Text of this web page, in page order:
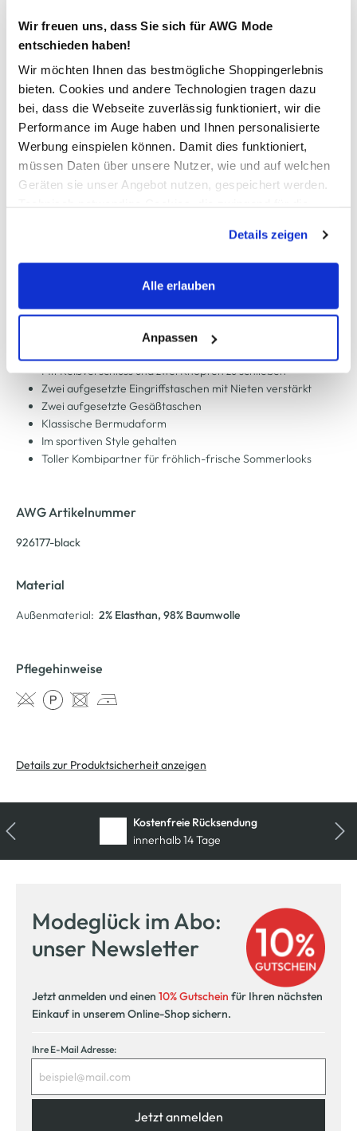
Wir freuen uns, dass Sie sich für AWG Mode
entschieden haben!
Wir möchten Ihnen das bestmögliche Shoppingerlebnis
bieten. Cookies und andere Technologien tragen dazu
bei, dass die Webseite zuverlässig funktioniert, wir die
Performance im Auge haben und Ihnen personalisierte
Werbung einspielen können. Damit dies funktioniert,
müssen Daten über unsere Nutzer, wie und auf welchen
Geräten sie unser Angebot nutzen, gespeichert werden.
werden, werden bei der Nutzung der Webseite auf jeden
Fall gesetzt. Cookies von Drittanbietern für Analyse- oder
Trackingzwecke werden nur dann aktiviert, wenn Sie das
erlauben" bzw. "Alle erlauben" klicken. Mehr dazu
(einschließlich der Möglichkeit, die Einwilligungserklärung
zu ändern oder zu widerrufen) erfahren Sie in unserem
Cookie-Hinweisbzw. derDatenschutzerklärung.
Details zeigen
Alle erlauben
Anpassen
Verfügbar
In den Warenkorb
Schneller DHL Versand: in 1–3 Werktagen
Kostenfreie Rücksendung innerhalb 14 Tage
Kostenlose Filiallieferung in Ihre Wunschfiliale
Zur Wunschliste hinzufügen
Damen Shorts in sportivem Style
Mit Reißverschluss und zwei Knöpfen zu schließen
Zwei aufgesetzte Eingriffstaschen mit Nieten verstärkt
Zwei aufgesetzte Gesäßtaschen
Klassische Bermudaform
Im sportiven Style gehalten
Toller Kombipartner für fröhlich-frische Sommerlooks
AWG Artikelnummer
926177-black
Material
Außenmaterial: 2% Elasthan, 98% Baumwolle
Pflegehinweise
Details zur Produktsicherheit anzeigen
Kostenfreie Rücksendung
innerhalb 14 Tage
Modeglück im Abo:
unser Newsletter
Jetzt anmelden und einen 10% Gutschein für Ihren nächsten
Einkauf in unserem Online-Shop sichern.
Ihre E-Mail Adresse:
Jetzt anmelden